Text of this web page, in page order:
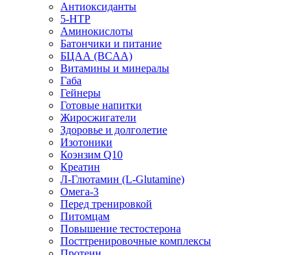
Антиоксиданты
5-HTP
Аминокислоты
Батончики и питание
БЦАА (BCAA)
Витамины и минералы
Габа
Гейнеры
Готовые напитки
Жиросжигатели
Здоровье и долголетие
Изотоники
Коэнзим Q10
Креатин
Л-Глютамин (L-Glutamine)
Омега-3
Перед тренировкой
Питомцам
Повышение тестостерона
Посттренировочные комплексы